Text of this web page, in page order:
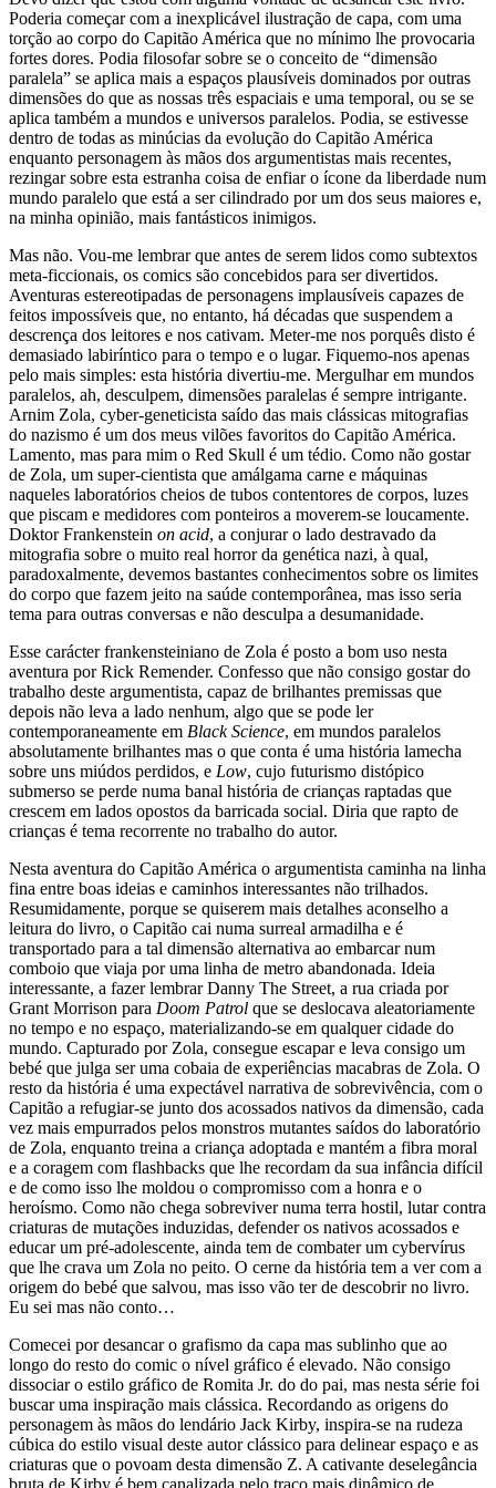
Poderia começar com a inexplicável ilustração de capa, com uma
torção ao corpo do Capitão América que no mínimo lhe provocaria
fortes dores. Podia filosofar sobre se o conceito de “dimensão
paralela” se aplica mais a espaços plausíveis dominados por outras
dimensões do que as nossas três espaciais e uma temporal, ou se se
aplica também a mundos e universos paralelos. Podia, se estivesse
dentro de todas as minúcias da evolução do Capitão América
enquanto personagem às mãos dos argumentistas mais recentes,
rezingar sobre esta estranha coisa de enfiar o ícone da liberdade num
mundo paralelo que está a ser cilindrado por um dos seus maiores e,
na minha opinião, mais fantásticos inimigos.
Mas não. Vou-me lembrar que antes de serem lidos como subtextos
meta-ficcionais, os comics são concebidos para ser divertidos.
Aventuras estereotipadas de personagens implausíveis capazes de
feitos impossíveis que, no entanto, há décadas que suspendem a
descrença dos leitores e nos cativam. Meter-me nos porquês disto é
demasiado labiríntico para o tempo e o lugar. Fiquemo-nos apenas
pelo mais simples: esta história divertiu-me. Mergulhar em mundos
paralelos, ah, desculpem, dimensões paralelas é sempre intrigante.
Arnim Zola, cyber-geneticista saído das mais clássicas mitografias
do nazismo é um dos meus vilões favoritos do Capitão América.
Lamento, mas para mim o Red Skull é um tédio. Como não gostar
de Zola, um super-cientista que amálgama carne e máquinas
naqueles laboratórios cheios de tubos contentores de corpos, luzes
que piscam e medidores com ponteiros a moverem-se loucamente.
Doktor Frankenstein on acid, a conjurar o lado destravado da
mitografia sobre o muito real horror da genética nazi, à qual,
paradoxalmente, devemos bastantes conhecimentos sobre os limites
do corpo que fazem jeito na saúde contemporânea, mas isso seria
tema para outras conversas e não desculpa a desumanidade.
Esse carácter frankensteiniano de Zola é posto a bom uso nesta
aventura por Rick Remender. Confesso que não consigo gostar do
trabalho deste argumentista, capaz de brilhantes premissas que
depois não leva a lado nenhum, algo que se pode ler
contemporaneamente em Black Science, em mundos paralelos
absolutamente brilhantes mas o que conta é uma história lamecha
sobre uns miúdos perdidos, e Low, cujo futurismo distópico
submerso se perde numa banal história de crianças raptadas que
crescem em lados opostos da barricada social. Diria que rapto de
crianças é tema recorrente no trabalho do autor.
Nesta aventura do Capitão América o argumentista caminha na linha
fina entre boas ideias e caminhos interessantes não trilhados.
Resumidamente, porque se quiserem mais detalhes aconselho a
leitura do livro, o Capitão cai numa surreal armadilha e é
transportado para a tal dimensão alternativa ao embarcar num
comboio que viaja por uma linha de metro abandonada. Ideia
interessante, a fazer lembrar Danny The Street, a rua criada por
Grant Morrison para Doom Patrol que se deslocava aleatoriamente
no tempo e no espaço, materializando-se em qualquer cidade do
mundo. Capturado por Zola, consegue escapar e leva consigo um
bebé que julga ser uma cobaia de experiências macabras de Zola. O
resto da história é uma expectável narrativa de sobrevivência, com o
Capitão a refugiar-se junto dos acossados nativos da dimensão, cada
vez mais empurrados pelos monstros mutantes saídos do laboratório
de Zola, enquanto treina a criança adoptada e mantém a fibra moral
e a coragem com flashbacks que lhe recordam da sua infância difícil
e de como isso lhe moldou o compromisso com a honra e o
heroísmo. Como não chega sobreviver numa terra hostil, lutar contra
criaturas de mutações induzidas, defender os nativos acossados e
educar um pré-adolescente, ainda tem de combater um cybervírus
que lhe crava um Zola no peito. O cerne da história tem a ver com a
origem do bebé que salvou, mas isso vão ter de descobrir no livro.
Eu sei mas não conto…
Comecei por desancar o grafismo da capa mas sublinho que ao
longo do resto do comic o nível gráfico é elevado. Não consigo
dissociar o estilo gráfico de Romita Jr. do do pai, mas nesta série foi
buscar uma inspiração mais clássica. Recordando as origens do
personagem às mãos do lendário Jack Kirby, inspira-se na rudeza
cúbica do estilo visual deste autor clássico para delinear espaço e as
criaturas que o povoam desta dimensão Z. A cativante deselegância
bruta de Kirby é bem canalizada pelo traço mais dinâmico de